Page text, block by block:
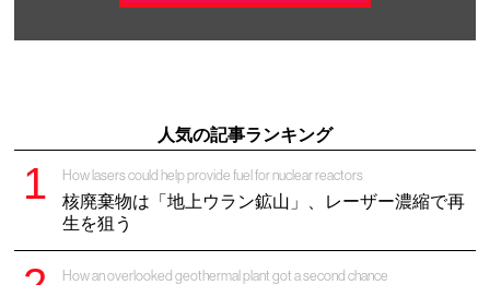
人気の記事ランキング
How lasers could help provide fuel for nuclear reactors
核廃棄物は「地上ウラン鉱山」、レーザー濃縮で再
生を狙う
How an overlooked geothermal plant got a second chance